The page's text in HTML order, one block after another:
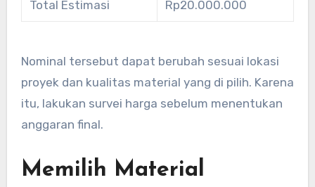
Total Estimasi Rp20.000.000
Nominal tersebut dapat berubah sesuai lokasi
proyek dan kualitas material yang di pilih. Karena
itu, lakukan survei harga sebelum menentukan
anggaran final.
Memilih Material